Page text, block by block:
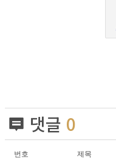
댓글 0
번호 제목